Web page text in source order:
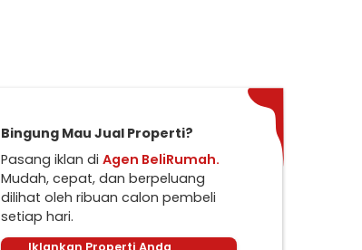
Bingung Mau Jual Properti?
Pasang iklan di Agen BeliRumah.
Mudah, cepat, dan berpeluang
dilihat oleh ribuan calon pembeli
setiap hari.
Iklankan Properti Anda